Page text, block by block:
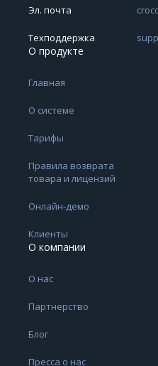
Эл. почта
Техподдержка
О продукте
Главная
О системе
Тарифы
Правила возврата
товара и лицензий
Онлайн-демо
Клиенты
О компании
О нас
Партнерство
Блог
Пресса о нас